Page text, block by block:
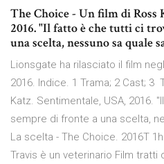
The Choice - Un film di Ross
2016. "Il fatto è che tutti ci
una scelta, nessuno sa quale
Lionsgate ha rilasciato il film
2016. Indice. 1 Trama; 2 Cast; 3
Katz. Sentimentale, USA, 2016.
sempre di fronte a una scelta,
La scelta - The Choice. 2016T
Travis è un veterinario Film tratti